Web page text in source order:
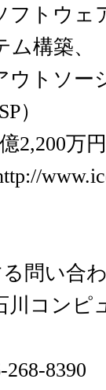
フトウェ
構築、
シン
）
2,200万円
問い合
川コンピ
8390